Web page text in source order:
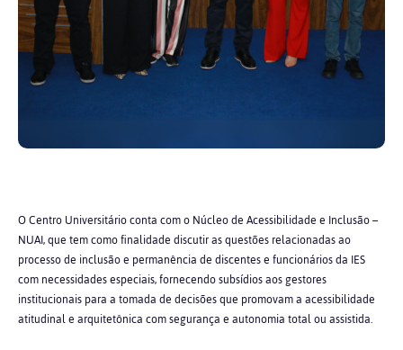
O Centro Universitário conta com o Núcleo de Acessibilidade e Inclusão –
NUAI, que tem como finalidade discutir as questões relacionadas ao
processo de inclusão e permanência de discentes e funcionários da IES
com necessidades especiais, fornecendo subsídios aos gestores
institucionais para a tomada de decisões que promovam a acessibilidade
atitudinal e arquitetônica com segurança e autonomia total ou assistida.